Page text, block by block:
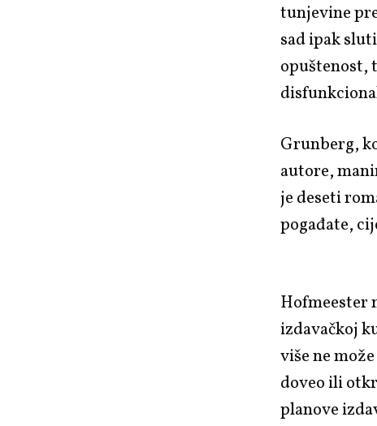
tunjevine
sad ipak
opuštenost,
Grunberg,
autore,
je deseti
pogađate,
Hofmeester
izdavačkoj
više ne
doveo ili
planove